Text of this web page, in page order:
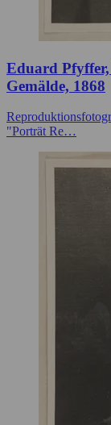
Eduard
Gemälde, 1868
"Porträt Re…